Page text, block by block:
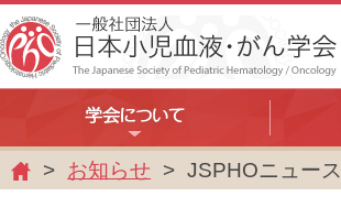
ホ
お知らせ JSPHOニュース